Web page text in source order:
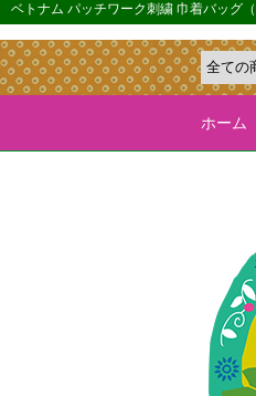
{*カルーセル機能を全ページで有効
ベトナム パッチワーク刺繍 巾着バッグ
ホーム